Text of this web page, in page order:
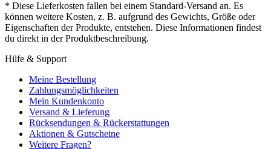
* Diese Lieferkosten fallen bei einem Standard-Versand an. Es
können weitere Kosten, z. B. aufgrund des Gewichts, Größe oder
Eigenschaften der Produkte, entstehen. Diese Informationen findest
du direkt in der Produktbeschreibung.
Hilfe & Support
Meine Bestellung
Zahlungsmöglichkeiten
Mein Kundenkonto
Versand & Lieferung
Rücksendungen & Rückerstattungen
Aktionen & Gutscheine
Weitere Fragen?